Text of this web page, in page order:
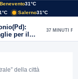
Benevento31°C
Salerno31°C
per il
37 MINUTI FA
della città